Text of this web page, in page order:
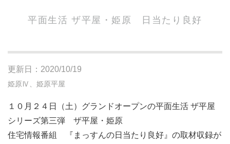
平面生活 ザ平屋・姫原 日当たり良好
更新日：2020/10/19
姫原Ⅳ、姫原平屋
１０月２４日（土）グランドオープンの平面生活 ザ平屋
シリーズ第三弾 ザ平屋・姫原
住宅情報番組 『まっすんの日当たり良好』の取材収録が